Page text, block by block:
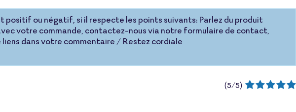
positif ou négatif, si il respecte les points suivants: Parlez du produit
votre commande, contactez-nous via notre formulaire de contact,
liens dans votre commentaire / Restez cordiale
(5/5)